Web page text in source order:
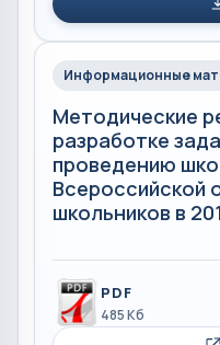
Информационные
Методические
разработке
проведению
Всероссийской
школьников в
PDF
485 Кб